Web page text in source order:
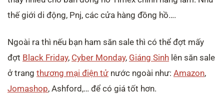
thế giới di động, Pnj, các cửa hàng đồng hồ….
Ngoài ra thì nếu bạn ham săn sale thì có thể đợt mấy
đợt Black Friday, Cyber Monday, Giáng Sinh lên săn sale
ở trang thương mại điện tử nước ngoài như: Amazon,
Jomashop, Ashford,… để có giá tốt hơn.